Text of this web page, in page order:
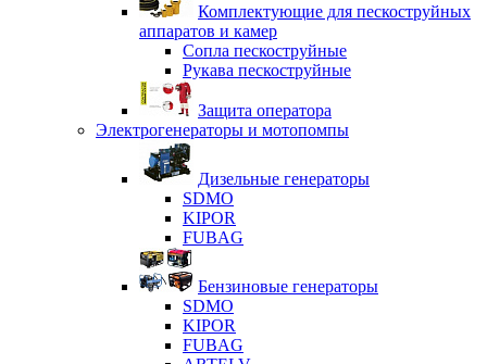
Комплектующие для пескоструйных
аппаратов и камер
Сопла пескоструйные
Рукава пескоструйные
Защита оператора
Электрогенераторы и мотопомпы
Дизельные генераторы
SDMO
KIPOR
FUBAG
Бензиновые генераторы
SDMO
KIPOR
FUBAG